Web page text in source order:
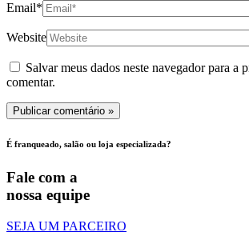
Email*
Website
Salvar meus dados neste navegador para a
comentar.
É franqueado, salão ou loja especializada?
Fale com a
nossa equipe
SEJA UM PARCEIRO